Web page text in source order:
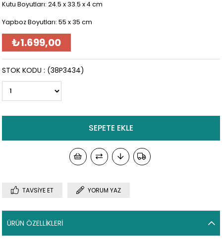
Kutu Boyutları: 24.5 x 33.5 x 4 cm
Yapboz Boyutları: 55 x 35 cm
₺1.699,00
(38P3434)
STOK KODU
TAVSIYE ET YORUM YAZ
ÜRÜN ÖZELLIKLERI